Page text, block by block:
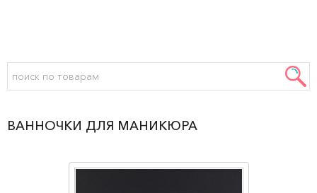
ВАННОЧКИ ДЛЯ МАНИКЮРА